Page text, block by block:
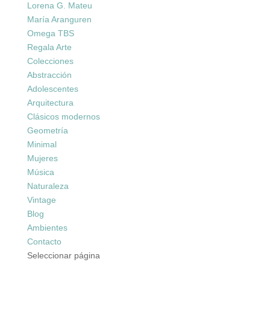
Lorena G. Mateu
María Aranguren
Omega TBS
Regala Arte
Colecciones
Abstracción
Adolescentes
Arquitectura
Clásicos modernos
Geometría
Minimal
Mujeres
Música
Naturaleza
Vintage
Blog
Ambientes
Contacto
Seleccionar página